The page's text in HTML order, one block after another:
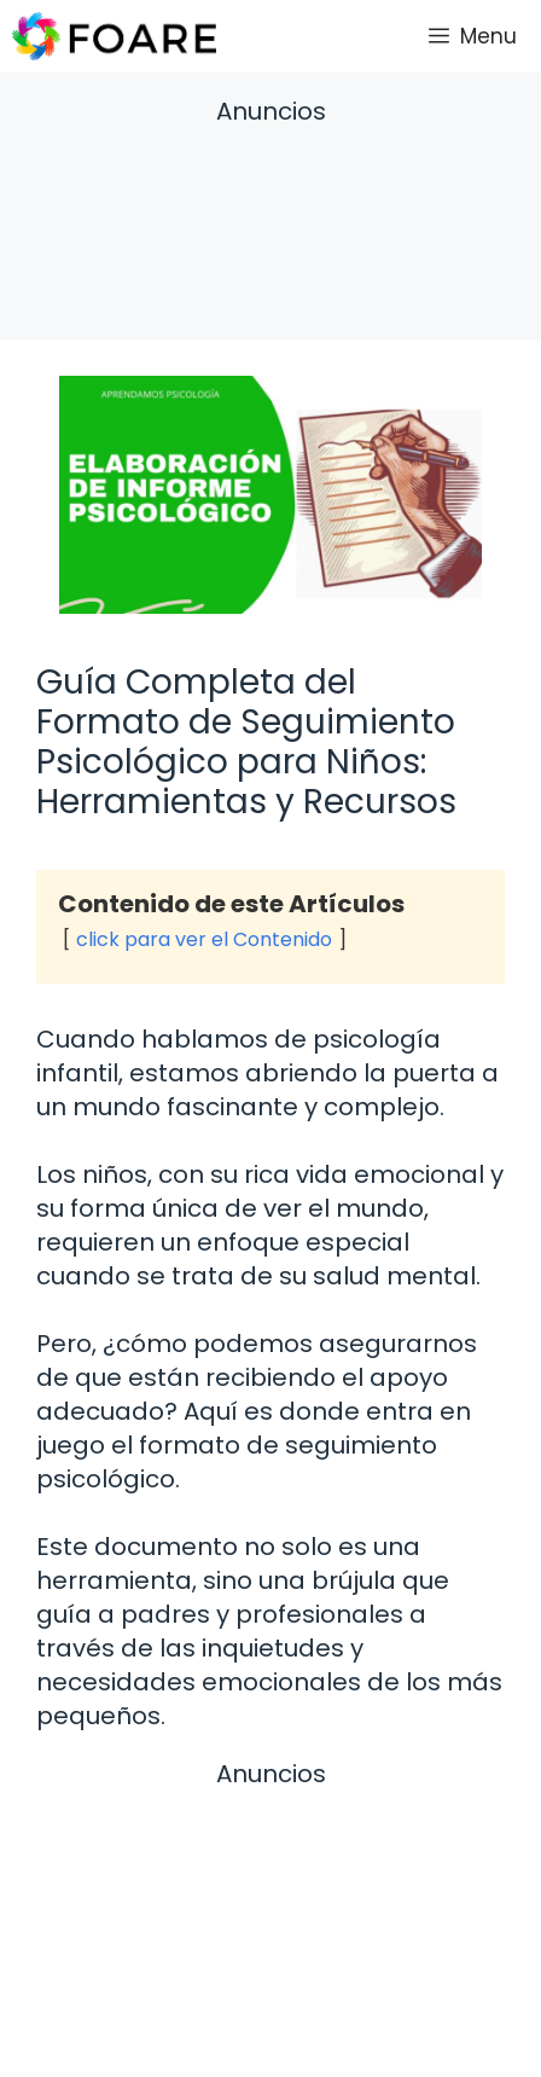
Saltar
al
Menu
Anuncios
Guía Completa del
Formato de Seguimiento
Psicológico para Niños:
Herramientas y Recursos
Contenido de este Artículos
click para ver el Contenido
Cuando hablamos de psicología
infantil, estamos abriendo la puerta a
un mundo fascinante y complejo.
Los niños, con su rica vida emocional y
su forma única de ver el mundo,
requieren un enfoque especial
cuando se trata de su salud mental.
Pero, ¿cómo podemos asegurarnos
de que están recibiendo el apoyo
adecuado? Aquí es donde entra en
juego el formato de seguimiento
psicológico.
Este documento no solo es una
herramienta, sino una brújula que
guía a padres y profesionales a
través de las inquietudes y
necesidades emocionales de los más
pequeños.
Anuncios